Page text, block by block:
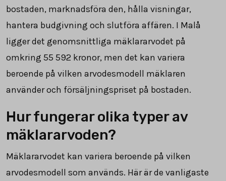
bostaden, marknadsföra den, hålla visningar,
hantera budgivning och slutföra affären. I Malå
ligger det genomsnittliga mäklararvodet på
omkring 55 592 kronor, men det kan variera
beroende på vilken arvodesmodell mäklaren
använder och försäljningspriset på bostaden.
Hur fungerar olika typer av
mäklararvoden?
Mäklararvodet kan variera beroende på vilken
arvodesmodell som används. Här är de vanligaste